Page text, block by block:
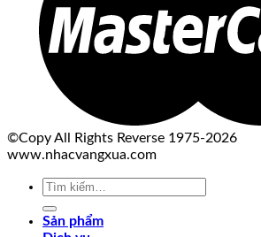
©Copy All Rights Reverse 1975-2026
www.nhacvangxua.com
Tìm
Sản phẩm